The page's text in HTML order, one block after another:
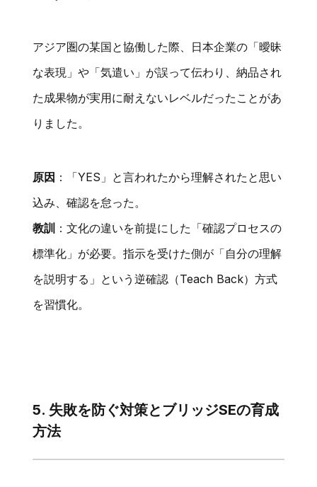
アジア圏の某国と協働した際、日本企業の「曖昧
な表現」や「気遣い」が誤って伝わり、納品され
た成果物が実用に耐えないレベルだったことがあ
りました。
原因 ：「YES」と言われたから理解されたと思い
込み、確認を怠った。
教訓 ：文化の違いを前提にした「確認プロセスの
標準化」が必要。指示を受けた側が「自分の理解
を説明する」という逆確認（Teach Back）方式
を習慣化。
5. 失敗を防ぐ対策とブリッジSEの育成
方法